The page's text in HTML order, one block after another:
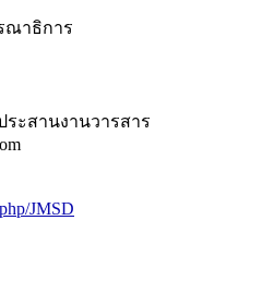
ณาธิการ
ะสานงานวารสาร
JMSD